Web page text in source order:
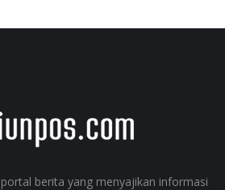
berita yang menyajikan informasi